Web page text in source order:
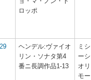
ロッポ
ヘンデル:ヴァイオ
リン・ソナタ第4
番ニ長調作品1-13
ミ
ー
オ
モ